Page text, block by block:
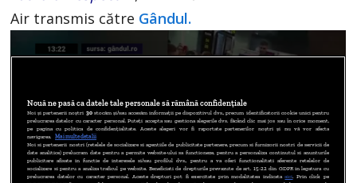
Air transmis către Gândul.